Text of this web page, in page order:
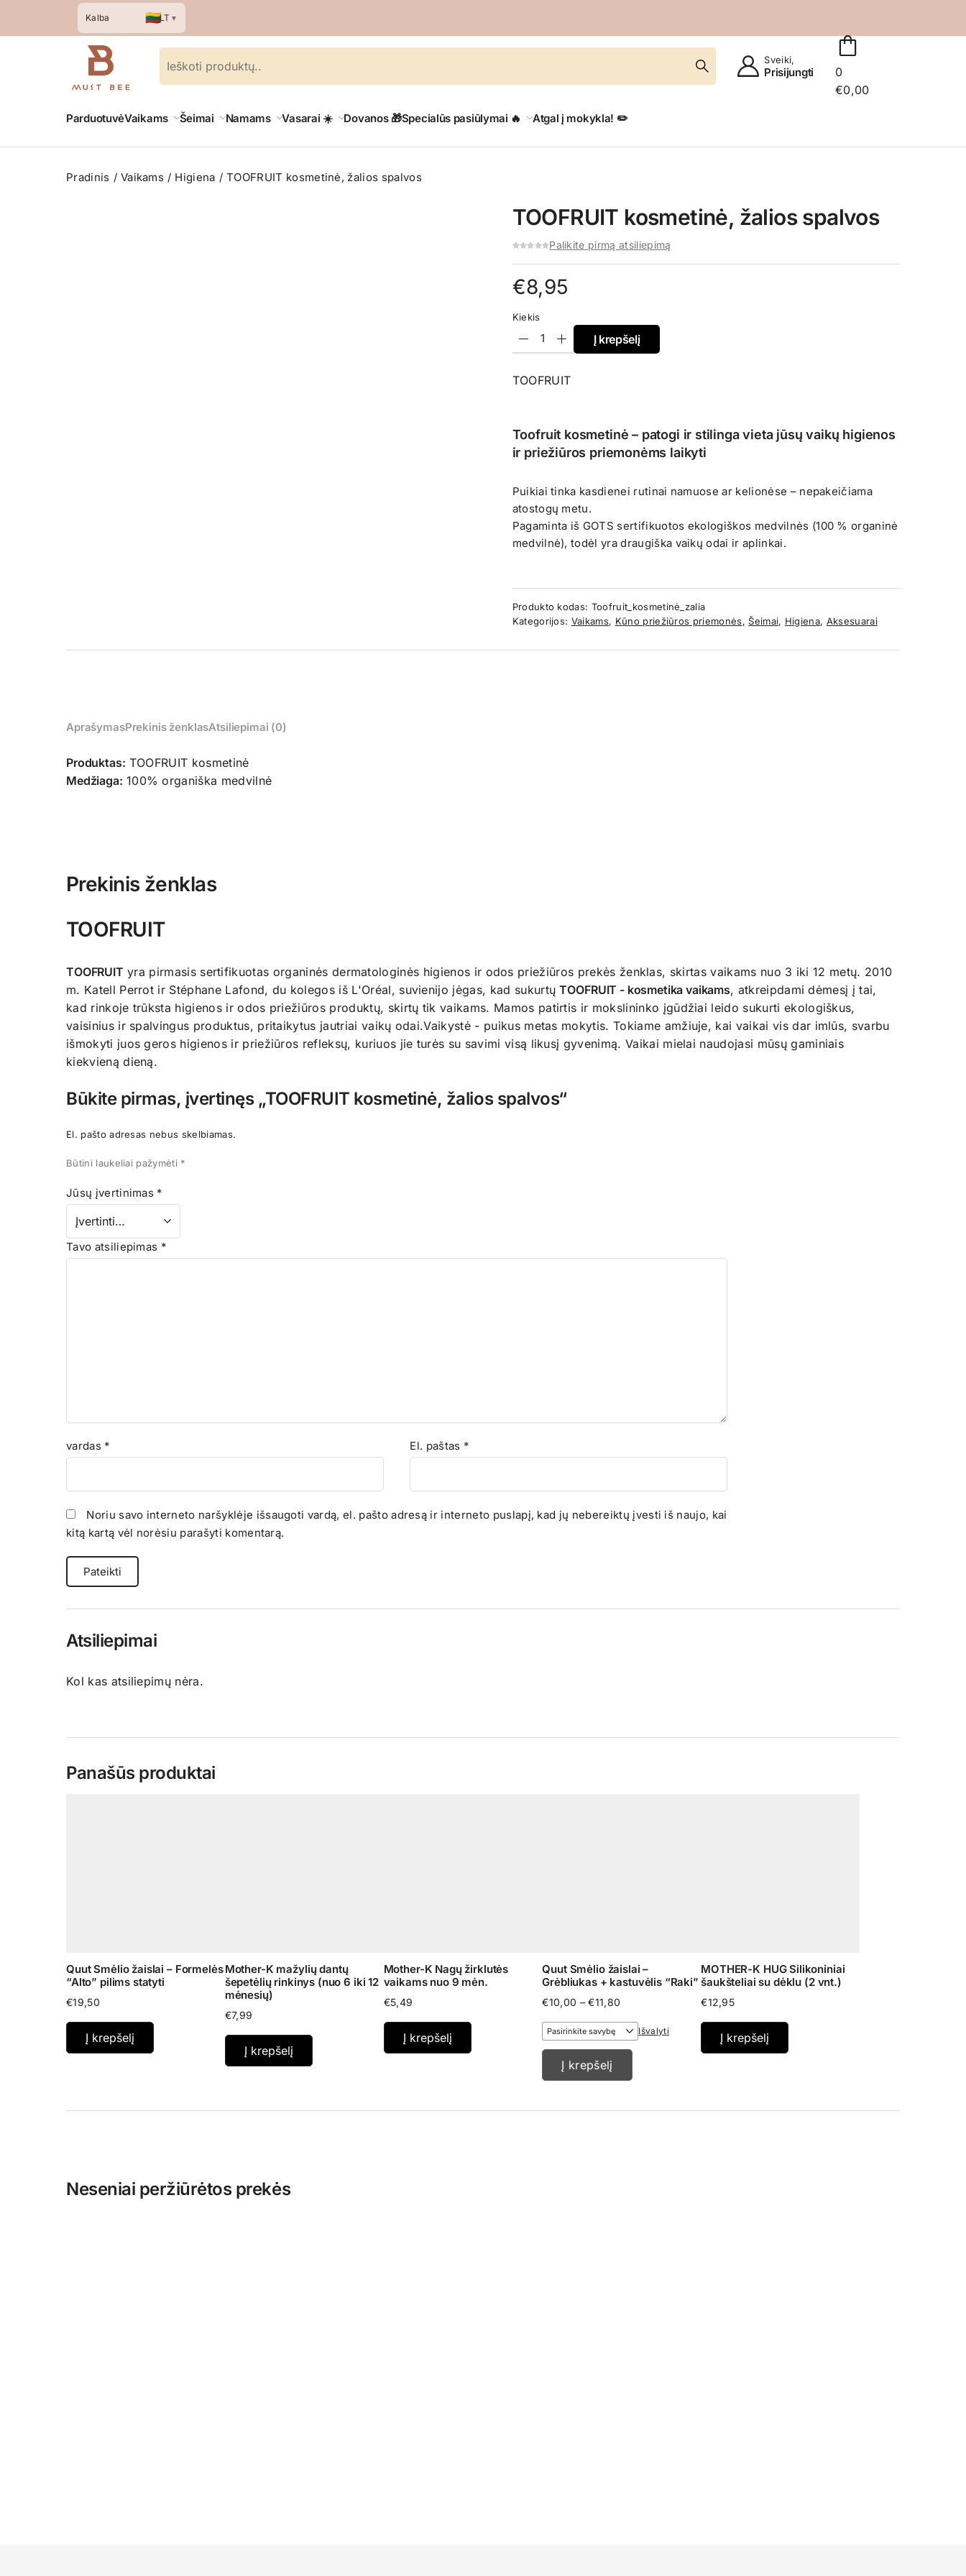
Kalba 🇱🇹LT ▼
Sveiki,
Prisijungti
0
€0,00
ParduotuvėVaikams Šeimai Namams Vasarai ☀️ Dovanos 🎁Specialūs pasiūlymai 🔥 Atgal į mokykla! ✏️
Pradinis Vaikams Higiena TOOFRUIT kosmetinė, žalios spalvos
TOOFRUIT kosmetinė, žalios spalvos
Palikite pirmą atsiliepimą
€8,95
Kiekis
Į krepšelį
TOOFRUIT
Toofruit kosmetinė – patogi ir stilinga vieta jūsų vaikų higienos
ir priežiūros priemonėms laikyti
Puikiai tinka kasdienei rutinai namuose ar kelionėse – nepakeičiama
atostogų metu.
Pagaminta iš GOTS sertifikuotos ekologiškos medvilnės (100 % organinė
medvilnė), todėl yra draugiška vaikų odai ir aplinkai.
Produkto kodas: Toofruit_kosmetinė_zalia
Kategorijos: Vaikams, Kūno priežiūros priemonės, Šeimai, Higiena, Aksesuarai
AprašymasPrekinis ženklasAtsiliepimai (0)
Produktas: TOOFRUIT kosmetinė
Medžiaga: 100% organiška medvilnė
Prekinis ženklas
TOOFRUIT
TOOFRUIT yra pirmasis sertifikuotas organinės dermatologinės higienos ir odos priežiūros prekės ženklas, skirtas vaikams nuo 3 iki 12 metų. 2010
m. Katell Perrot ir Stéphane Lafond, du kolegos iš L'Oréal, suvienijo jėgas, kad sukurtųTOOFRUIT - kosmetika vaikams, atkreipdami dėmesį į tai,
kad rinkoje trūksta higienos ir odos priežiūros produktų, skirtų tik vaikams. Mamos patirtis ir mokslininko įgūdžiai leido sukurti ekologiškus,
vaisinius ir spalvingus produktus, pritaikytus jautriai vaikų odai.Vaikystė - puikus metas mokytis. Tokiame amžiuje, kai vaikai vis dar imlūs, svarbu
išmokyti juos geros higienos ir priežiūros refleksų, kuriuos jie turės su savimi visą likusį gyvenimą. Vaikai mielai naudojasi mūsų gaminiais
kiekvieną dieną.
Būkite pirmas, įvertinęs „TOOFRUIT kosmetinė, žalios spalvos“
El. pašto adresas nebus skelbiamas.
Būtini laukeliai pažymėti *
Jūsų įvertinimas *
Tavo atsiliepimas *
vardas * El. paštas *
Noriu savo interneto naršyklėje išsaugoti vardą, el. pašto adresą ir interneto puslapį, kad jų nebereiktų įvesti iš naujo, kai
kitą kartą vėl norėsiu parašyti komentarą.
Atsiliepimai
Kol kas atsiliepimų nėra.
Panašūs produktai
Quut Smėlio žaislai – Formelės
“Alto” pilims statyti
€19,50
Į krepšelį
Mother-K mažylių dantų
šepetėlių rinkinys (nuo 6 iki 12
mėnesių)
€7,99
Į krepšelį
Mother-K Nagų žirklutės
vaikams nuo 9 mėn.
€5,49
Į krepšelį
Quut Smėlio žaislai –
Grėbliukas + kastuvėlis “Raki”
€10,00 – €11,80
€10,00
through
€11,80
Išvalyti
Į krepšelį
MOTHER-K HUG Silikoniniai
šaukšteliai su dėklu (2 vnt.)
€12,95
Į krepšelį
Neseniai peržiūrėtos prekės